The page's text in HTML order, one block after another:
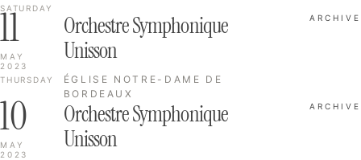
SATURDAY
11
MAY
2023
THURSDAY
Orchestre Symphonique
Unisson
ÉGLISE NOTRE-DAME DE
BORDEAUX
ARCHIVE
10
MAY
2023
Orchestre Symphonique
Unisson
ARCHIVE